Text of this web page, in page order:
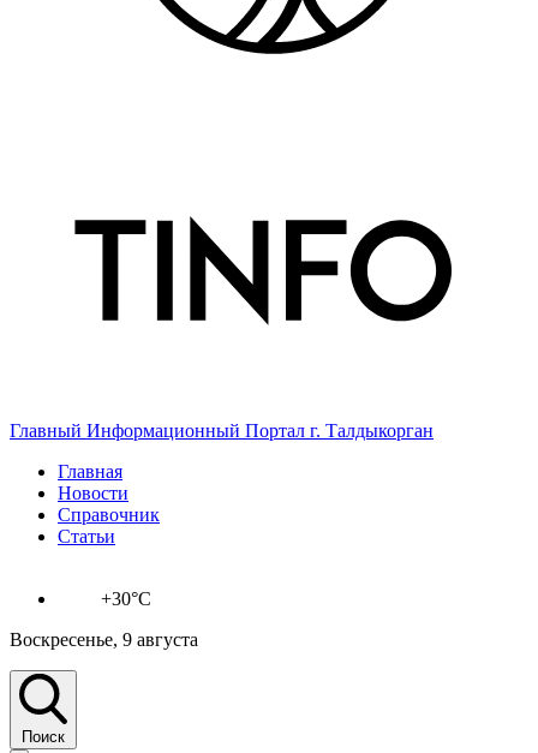
Главный Информационный Портал г. Талдыкорган
Главная
Новости
Справочник
Статьи
+30°C
Воскресенье, 9 августа
Поиск